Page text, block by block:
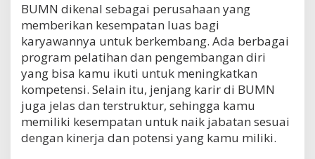
BUMN dikenal sebagai perusahaan yang
memberikan kesempatan luas bagi
karyawannya untuk berkembang. Ada berbagai
program pelatihan dan pengembangan diri
yang bisa kamu ikuti untuk meningkatkan
kompetensi. Selain itu, jenjang karir di BUMN
juga jelas dan terstruktur, sehingga kamu
memiliki kesempatan untuk naik jabatan sesuai
dengan kinerja dan potensi yang kamu miliki.